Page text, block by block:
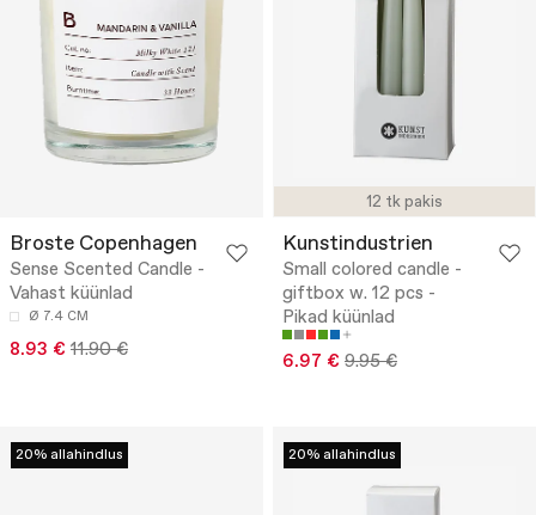
Broste Copenhagen
Sense Scented Candle -
Vahast küünlad
Ø 7.4 CM
8.93 € 11.90 €
12 tk pakis
Kunstindustrien
Small colored candle -
giftbox w. 12 pcs -
Pikad küünlad
6.97 € 9.95 €
20% allahindlus 20% allahindlus